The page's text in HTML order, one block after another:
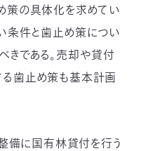
策の具体化を求めてい
条件と歯止め策につい
きである。売却や貸付
歯止め策も基本計画
備に国有林貸付を行う